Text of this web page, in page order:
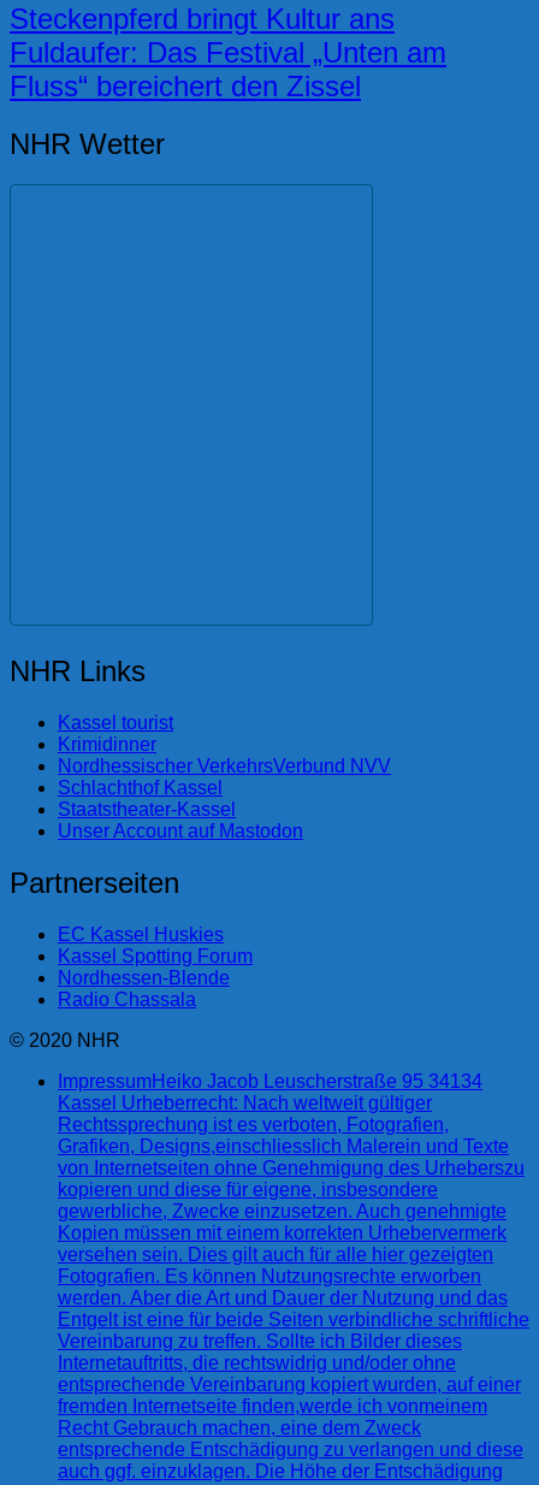
Steckenpferd bringt Kultur ans
Fuldaufer: Das Festival „Unten am
Fluss“ bereichert den Zissel
NHR Wetter
NHR Links
Kassel tourist
Krimidinner
Nordhessischer VerkehrsVerbund NVV
Schlachthof Kassel
Staatstheater-Kassel
Unser Account auf Mastodon
Partnerseiten
EC Kassel Huskies
Kassel Spotting Forum
Nordhessen-Blende
Radio Chassala
© 2020 NHR
ImpressumHeiko Jacob Leuscherstraße 95 34134
Kassel Urheberrecht: Nach weltweit gültiger
Rechtssprechung ist es verboten, Fotografien,
Grafiken, Designs,einschliesslich Malerein und Texte
von Internetseiten ohne Genehmigung des Urheberszu
kopieren und diese für eigene, insbesondere
gewerbliche, Zwecke einzusetzen. Auch genehmigte
Kopien müssen mit einem korrekten Urhebervermerk
versehen sein. Dies gilt auch für alle hier gezeigten
Fotografien. Es können Nutzungsrechte erworben
werden. Aber die Art und Dauer der Nutzung und das
Entgelt ist eine für beide Seiten verbindliche schriftliche
Vereinbarung zu treffen. Sollte ich Bilder dieses
Internetauftritts, die rechtswidrig und/oder ohne
entsprechende Vereinbarung kopiert wurden, auf einer
fremden Internetseite finden,werde ich vonmeinem
Recht Gebrauch machen, eine dem Zweck
entsprechende Entschädigung zu verlangen und diese
auch ggf. einzuklagen. Die Höhe der Entschädigung